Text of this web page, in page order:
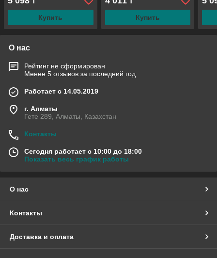
Купить Купить
О нас
Рейтинг не сформирован
Менее 5 отзывов за последний год
Работает с 14.05.2019
г. Алматы
Гете 289, Алматы, Казахстан
Контакты
Сегодня работает с 10:00 до 18:00
Показать весь график работы
О нас
Контакты
Доставка и оплата